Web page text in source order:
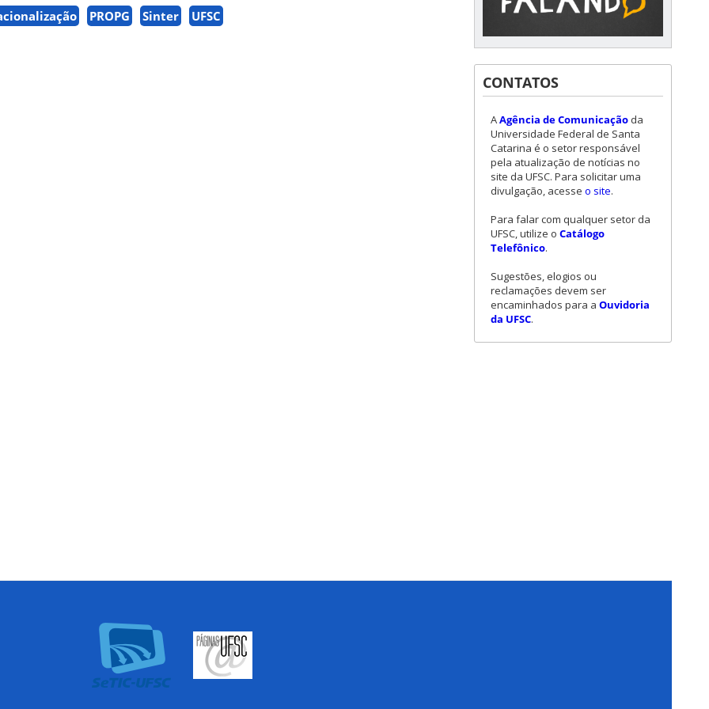
PROPG Sinter UFSC
CONTATOS
AAgência de Comunicação da
Universidade Federal de Santa
Catarina é o setor responsável
pela atualização de notícias no
site da UFSC. Para solicitar uma
divulgação, acesse o site.
Para falar com qualquer setor da
UFSC, utilize o Catálogo
Telefônico.
Sugestões, elogios ou
reclamações devem ser
encaminhados para a Ouvidoria
da UFSC.